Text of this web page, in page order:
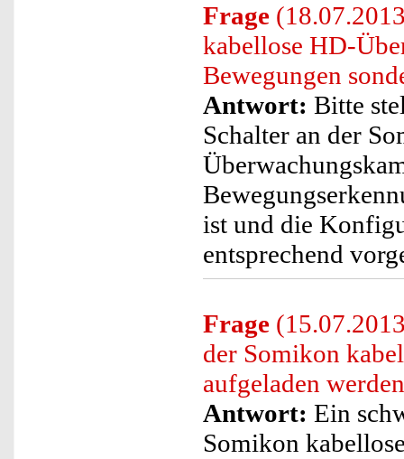
Frage
kabellose HD-
Bewegungen
Antwort: Bitte
Schalter an der
ist und die
entsprechend
Frage
der Somikon
aufgeladen
Antwort: Ein
Somikon